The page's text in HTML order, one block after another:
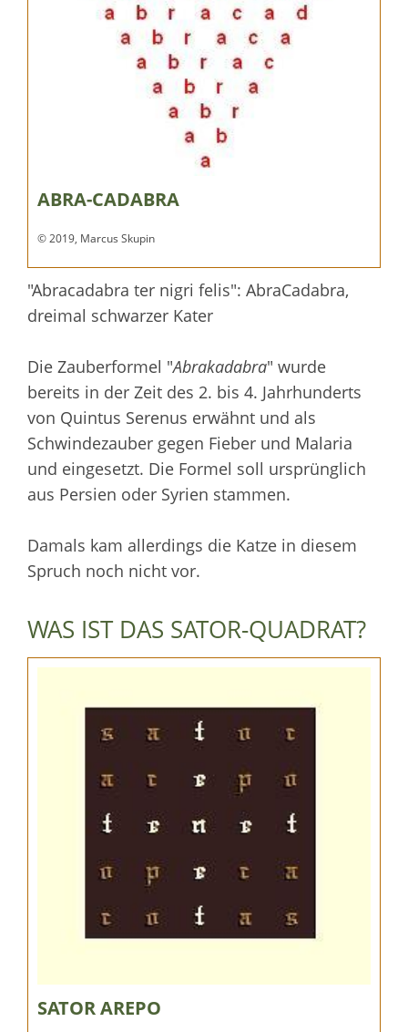
ABRA-CADABRA
© 2019, Marcus Skupin
"Abracadabra ter nigri felis": AbraCadabra,
dreimal schwarzer Kater
Die Zauberformel "Abrakadabra" wurde
bereits in der Zeit des 2. bis 4. Jahrhunderts
von Quintus Serenus erwähnt und als
Schwindezauber gegen Fieber und Malaria
und eingesetzt. Die Formel soll ursprünglich
aus Persien oder Syrien stammen.
Damals kam allerdings die Katze in diesem
Spruch noch nicht vor.
WAS IST DAS SATOR-QUADRAT?
SATOR AREPO